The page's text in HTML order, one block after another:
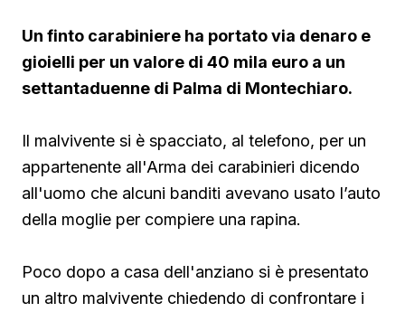
Un finto carabiniere ha portato via denaro e
gioielli per un valore di 40 mila euro a un
settantaduenne di Palma di Montechiaro.
Il malvivente si è spacciato, al telefono, per un
appartenente all'Arma dei carabinieri dicendo
all'uomo che alcuni banditi avevano usato l’auto
della moglie per compiere una rapina.
Poco dopo a casa dell'anziano si è presentato
un altro malvivente chiedendo di confrontare i